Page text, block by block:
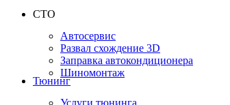
СТО
Автосервис
Развал схождение 3D
Заправка автокондиционера
Шиномонтаж
Тюнинг